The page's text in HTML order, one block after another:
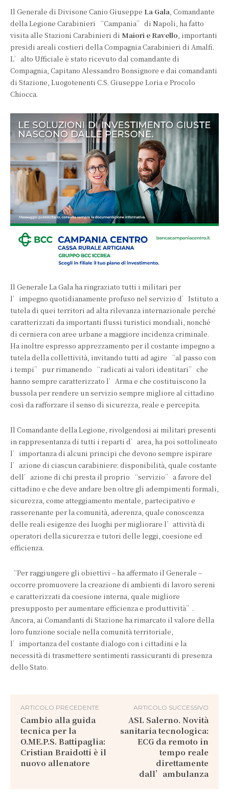
Il Generale di Divisone Canio Giuseppe La Gala, Comandante
della Legione Carabinieri “Campania” di Napoli, ha fatto
visita alle Stazioni Carabinieri di Maiori e Ravello, importanti
presidi areali costieri della Compagnia Carabinieri di Amalfi.
L’alto Ufficiale è stato ricevuto dal comandante di
Compagnia, Capitano Alessandro Bonsignore e dai comandanti
di Stazione, Luogotenenti C.S. Giuseppe Loria e Procolo
Chiocca.
Il Generale La Gala ha ringraziato tutti i militari per
l’impegno quotidianamente profuso nel servizio d’Istituto a
tutela di quei territori ad alta rilevanza internazionale perché
caratterizzati da importanti flussi turistici mondiali, nonché
di cerniera con aree urbane a maggiore incidenza criminale.
Ha inoltre espresso apprezzamento per il costante impegno a
tutela della collettività, invitando tutti ad agire “al passo con
i tempi” pur rimanendo “radicati ai valori identitari” che
hanno sempre caratterizzato l’Arma e che costituiscono la
bussola per rendere un servizio sempre migliore al cittadino
così da rafforzare il senso di sicurezza, reale e percepita.
Il Comandante della Legione, rivolgendosi ai militari presenti
in rappresentanza di tutti i reparti d’area, ha poi sottolineato
l’importanza di alcuni principi che devono sempre ispirare
l’azione di ciascun carabiniere: disponibilità, quale costante
dell’azione di chi presta il proprio “servizio” a favore del
cittadino e che deve andare ben oltre gli adempimenti formali,
sicurezza, come atteggiamento mentale, partecipativo e
rasserenante per la comunità, aderenza, quale conoscenza
delle reali esigenze dei luoghi per migliorare l’attività di
operatori della sicurezza e tutori delle leggi, coesione ed
efficienza.
“Per raggiungere gli obiettivi – ha affermato il Generale –
occorre promuovere la creazione di ambienti di lavoro sereni
e caratterizzati da coesione interna, quale migliore
presupposto per aumentare efficienza e produttività”.
Ancora, ai Comandanti di Stazione ha rimarcato il valore della
loro funzione sociale nella comunità territoriale,
l’importanza del costante dialogo con i cittadini e la
necessità di trasmettere sentimenti rassicuranti di presenza
dello Stato.
ARTICOLO PRECEDENTE
Cambio alla guida
tecnica per la
O.ME.P.S. Battipaglia:
Cristian Braidotti è il
nuovo allenatore
ARTICOLO SUCCESSIVO
ASL Salerno. Novità
sanitaria tecnologica:
ECG da remoto in
tempo reale
direttamente
dall’ambulanza